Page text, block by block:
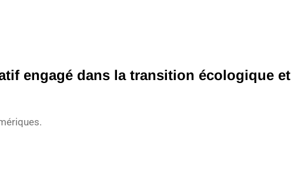
engagé dans la transition écologique et